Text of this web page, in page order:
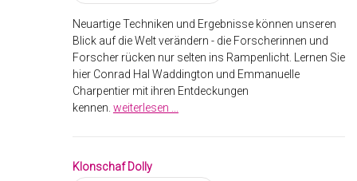
Neuartige Techniken und Ergebnisse können unseren
Blick auf die Welt verändern - die Forscherinnen und
Forscher rücken nur selten ins Rampenlicht. Lernen Sie
hier Conrad Hal Waddington und Emmanuelle
Charpentier mit ihren Entdeckungen
kennen. weiterlesen ...
Klonschaf Dolly